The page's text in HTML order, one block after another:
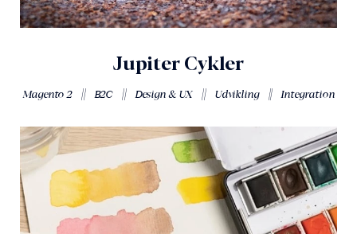
Jupiter Cykler
Magento 2 || B2C || Design & UX || Udvikling || Integration